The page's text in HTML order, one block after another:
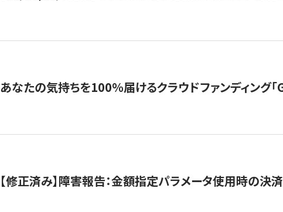
あなたの気持ちを100％届けるクラウドファンディング
【修正済み】障害報告：金額指定パラメータ使用時の決